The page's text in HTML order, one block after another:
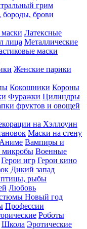
грим
бороды, брови
Латексные
лица Металлические
маски
Женские парики
Кокошники Короны
Фуражки Цилиндры
фруктов и овощей
на Хэллоуин
Маски на стену
Аниме Вампиры и
микробы Военные
Герои игр Герои кино
Дикий запад
рыбы
Любовь
Новый год
Профессии
Роботы
Школа Эротические